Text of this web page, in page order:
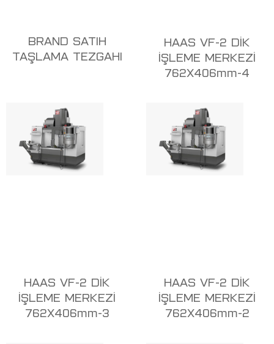
BRAND SATIH
TAŞLAMA TEZGAHI
HAAS VF-2 DİK
İŞLEME MERKEZİ
762X406mm-4
HAAS VF-2 DİK
İŞLEME MERKEZİ
762X406mm-3
HAAS VF-2 DİK
İŞLEME MERKEZİ
762X406mm-2